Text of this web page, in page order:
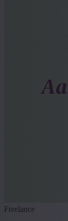
Freelance